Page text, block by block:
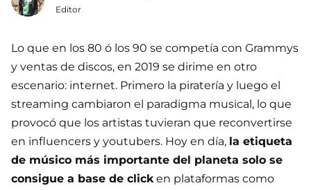
Editor
Lo que en los 80 ó los 90 se competía con Grammys
y ventas de discos, en 2019 se dirime en otro
escenario: internet. Primero la piratería y luego el
streaming cambiaron el paradigma musical, lo que
provocó que los artistas tuvieran que reconvertirse
en influencers y youtubers. Hoy en día, la etiqueta
de músico más importante del planeta solo se
consigue a base de clicken plataformas como